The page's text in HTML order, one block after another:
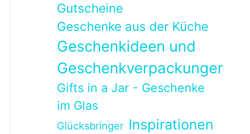
Gutscheine
Geschenke aus der Küche
Geschenkideen und
Geschenkverpackungen
Gifts in a Jar - Geschenke
im Glas
Glücksbringer Inspirationen